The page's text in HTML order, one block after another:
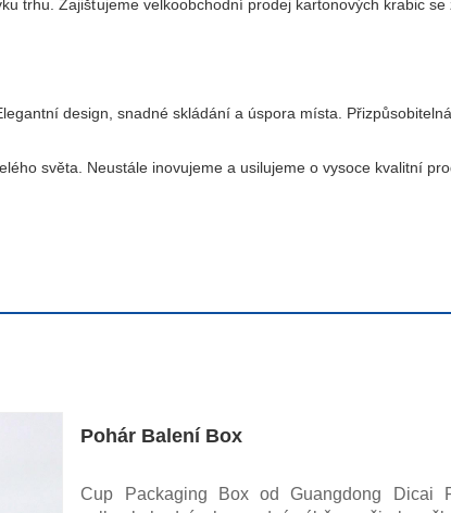
trhu. Zajišťujeme velkoobchodní prodej kartonových krabic
design, snadné skládání a úspora místa.
světa. Neustále inovujeme a usilujeme o vysoce kvalitní
Pohár Balení Box
Cup Packaging Box od Guangdong